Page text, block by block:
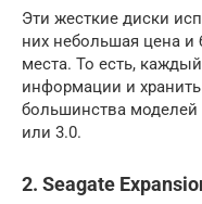
Эти жесткие диски
них небольшая цена
места. То есть,
информации и
большинства моделей
или 3.0.
2. Seagate